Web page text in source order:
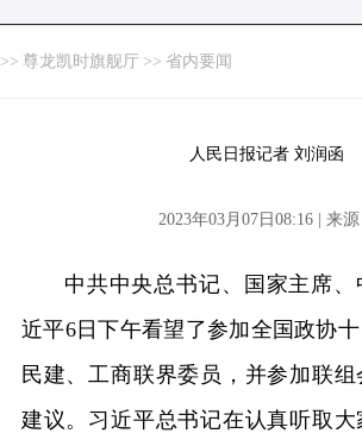
>> 尊龙凯时旗舰厅 >> 省内要闻
人民日报记者 刘润函
2023年03月07日08:16 | 来源
中共中央总书记、国家主席、
近平6日下午看望了参加全国政协
民建、工商联界委员，并参加联
建议。习近平总书记在认真听取